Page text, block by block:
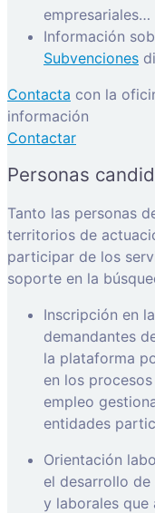
empresariales…
Información
Subvenciones
Contacta con la
información
Contactar
Personas
Tanto las personas
territorios de
participar de los
soporte en la
Inscripción en
demandantes
la plataforma
en los
empleo
entidades
Orientación
el desarrollo
y laborales que